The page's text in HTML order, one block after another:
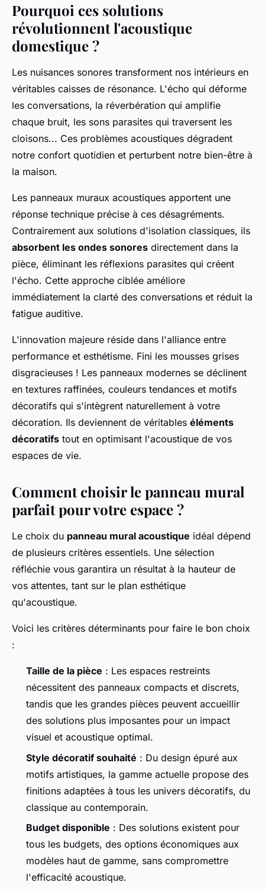
Pourquoi ces solutions
révolutionnent l'acoustique
domestique ?
Les nuisances sonores transforment nos intérieurs en
véritables caisses de résonance. L'écho qui déforme
les conversations, la réverbération qui amplifie
chaque bruit, les sons parasites qui traversent les
cloisons... Ces problèmes acoustiques dégradent
notre confort quotidien et perturbent notre bien-être à
la maison.
Les panneaux muraux acoustiques apportent une
réponse technique précise à ces désagréments.
Contrairement aux solutions d'isolation classiques, ils
absorbent les ondes sonores directement dans la
pièce, éliminant les réflexions parasites qui créent
l'écho. Cette approche ciblée améliore
immédiatement la clarté des conversations et réduit la
fatigue auditive.
L'innovation majeure réside dans l'alliance entre
performance et esthétisme. Fini les mousses grises
disgracieuses ! Les panneaux modernes se déclinent
en textures raffinées, couleurs tendances et motifs
décoratifs qui s'intègrent naturellement à votre
décoration. Ils deviennent de véritables éléments
décoratifs tout en optimisant l'acoustique de vos
espaces de vie.
Comment choisir le panneau mural
parfait pour votre espace ?
Le choix du panneau mural acoustique idéal dépend
de plusieurs critères essentiels. Une sélection
réfléchie vous garantira un résultat à la hauteur de
vos attentes, tant sur le plan esthétique
qu'acoustique.
Voici les critères déterminants pour faire le bon choix
:
Taille de la pièce : Les espaces restreints
nécessitent des panneaux compacts et discrets,
tandis que les grandes pièces peuvent accueillir
des solutions plus imposantes pour un impact
visuel et acoustique optimal.
Style décoratif souhaité : Du design épuré aux
motifs artistiques, la gamme actuelle propose des
finitions adaptées à tous les univers décoratifs, du
classique au contemporain.
Budget disponible : Des solutions existent pour
tous les budgets, des options économiques aux
modèles haut de gamme, sans compromettre
l'efficacité acoustique.